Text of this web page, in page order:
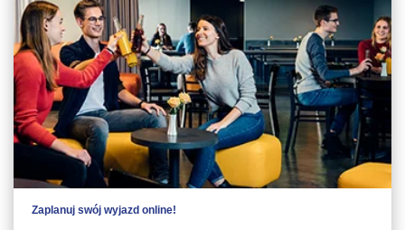
Zaplanuj swój wyjazd online!